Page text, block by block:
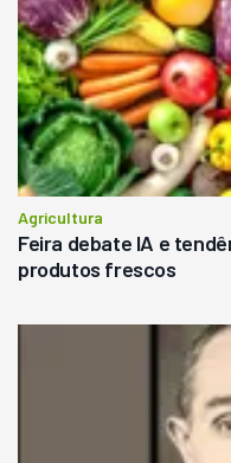
Agricultura
Feira debate IA e
produtos frescos